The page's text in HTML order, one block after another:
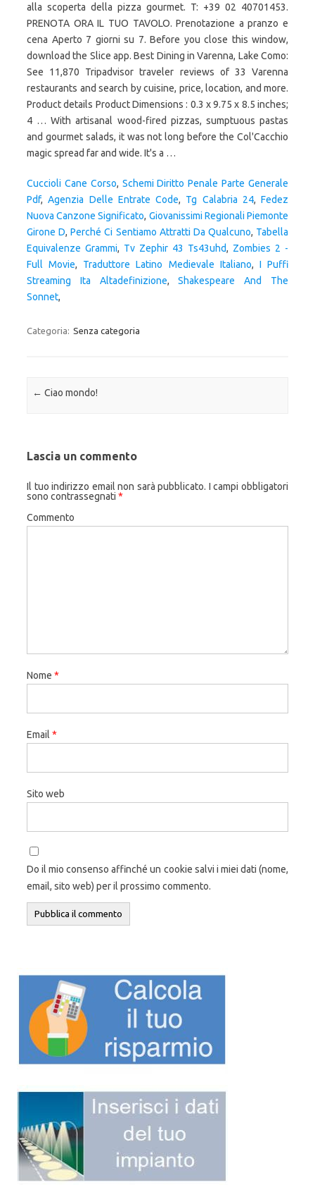
alla scoperta della pizza gourmet. T: +39 02 40701453.
PRENOTA ORA IL TUO TAVOLO. Prenotazione a pranzo e
cena Aperto 7 giorni su 7. Before you close this window,
download the Slice app. Best Dining in Varenna, Lake Como:
See 11,870 Tripadvisor traveler reviews of 33 Varenna
restaurants and search by cuisine, price, location, and more.
Product details Product Dimensions : 0.3 x 9.75 x 8.5 inches;
4 … With artisanal wood-fired pizzas, sumptuous pastas
and gourmet salads, it was not long before the Col'Cacchio
magic spread far and wide. It's a …
Cuccioli Cane Corso, Schemi Diritto Penale Parte Generale
Pdf,Agenzia Delle Entrate Code, Tg Calabria 24, Fedez
Nuova Canzone Significato, Giovanissimi Regionali Piemonte
Girone D,Perché Ci Sentiamo Attratti Da Qualcuno, Tabella
Equivalenze Grammi, Tv Zephir 43 Ts43uhd, Zombies 2 -
Full Movie, Traduttore Latino Medievale Italiano, I Puffi
Streaming Ita Altadefinizione,Shakespeare And The
Sonnet,
Categoria: Senza categoria
Navigazione articolo
← Ciao mondo!
Lascia un commento
Il tuo indirizzo email non sarà pubblicato. I campi obbligatori
sono contrassegnati *
Commento
Nome *
Email *
Sito web
Do il mio consenso affinché un cookie salvi i miei dati (nome,
email, sito web) per il prossimo commento.